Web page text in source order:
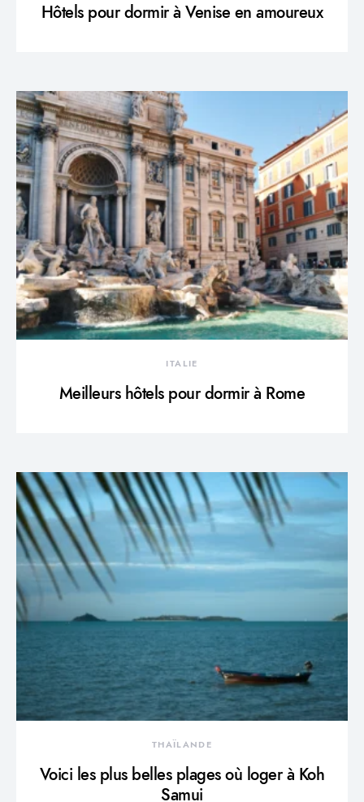
Hôtels pour dormir à Venise en amoureux
ITALIE
Meilleurs hôtels pour dormir à Rome
THAÏLANDE
Voici les plus belles plages où loger à Koh
Samui